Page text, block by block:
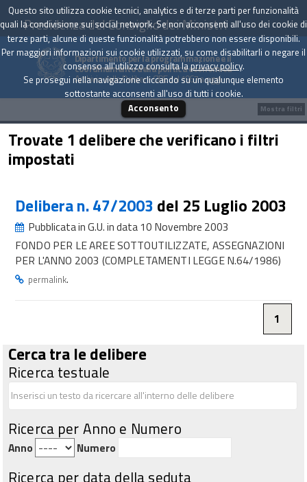
Presidenza del Consiglio dei Ministri
Dipartimento per la programmazione e il
coordinamento della politica economica
Archivio delle Delibere CIPE dal 1967 a oggi
Trovate 1 delibere che verificano i filtri
impostati
Delibera n. 47/2003 del 25 Luglio 2003
Pubblicata in G.U. in data 10 Novembre 2003
FONDO PER LE AREE SOTTOUTILIZZATE, ASSEGNAZIONI
PER L'ANNO 2003 (COMPLETAMENTI LEGGE N.64/1986)
permalink.
1
Cerca tra le delibere
Ricerca testuale
Ricerca per Anno e Numero
Anno Numero
Ricerca per data della seduta
Mostra filtri
Questo sito utilizza cookie tecnici, analytics e di terze parti per funzionalità
quali la condivisione sui social network. Se non acconsenti all'uso dei cookie di
terze parti, alcune di queste funzionalità potrebbero non essere disponibili.
Per maggiori informazioni sui cookie utilizzati, su come disabilitarli o negare il
consenso all'utilizzo consulta laprivacy policy.
Se prosegui nella navigazione cliccando su un qualunque elemento
sottostante acconsenti all'uso di tutti i cookie.
Acconsento